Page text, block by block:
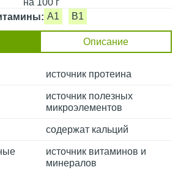
A1 B1
Описание
источник протеина
источник полезных
микроэлементов
содержат кальций
источник витаминов и
минералов